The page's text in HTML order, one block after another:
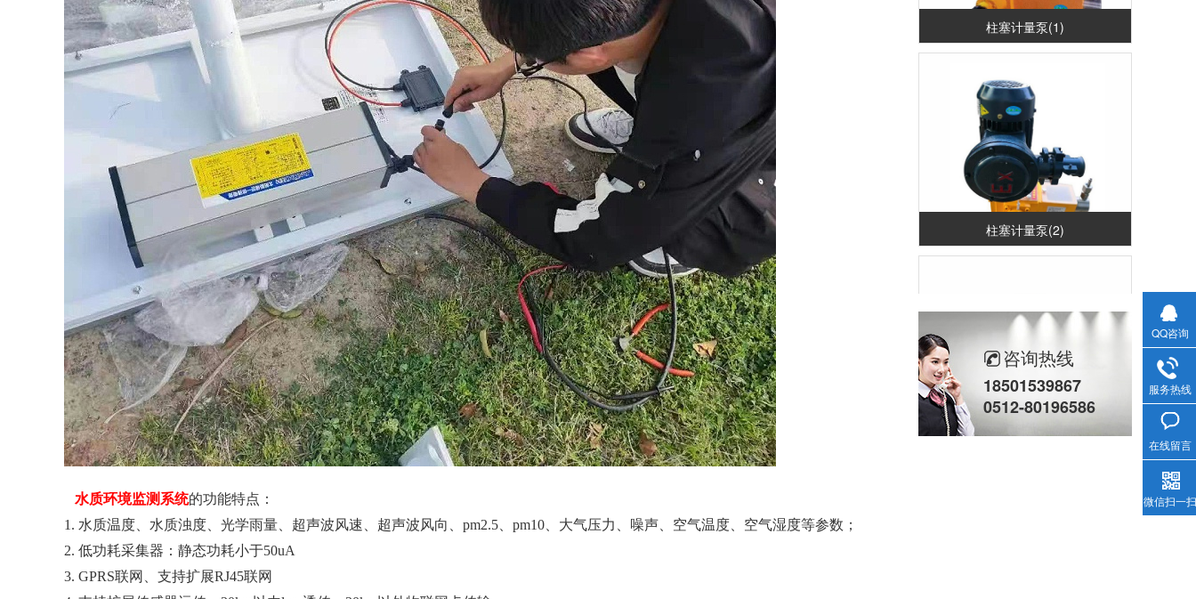
水质环境监测系统的功能特点：
1. 水质温度、水质浊度、光学雨量、超声波风速、超声波风向、pm2.5、pm10、大气压力、噪声、空气温度、空气湿度等参数；
2. 低功耗采集器：静态功耗小于50uA
3. GPRS联网、支持扩展RJ45联网
柱塞计量泵(1)
柱塞计量泵(2)
立式计量泵(2)
咨询热线
18501539867
0512-80196586
QQ咨询
服务热线
在线留言
微信扫一扫